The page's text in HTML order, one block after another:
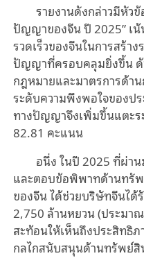
รายงานดังกล่าวมีหัว
ปัญญาของจีน ปี 2025” เน้
รวดเร็วของจีนในการสร้
ปัญญาที่ครอบคลุมยิ่งขึ้น ด้
กฎหมายและมาตรการด้า
ระดับความพึงพอใจของป
ทางปัญญาจึงเพิ่มขึ้นแตะ
82.81 คะแนน
อนึ่ง ในปี 2025 ที่ผ่า
และตอบข้อพิพาทด้านทรั
ของจีน ได้ช่วยบริษัทจีนได้
2,750 ล้านหยวน (ประมา
สะท้อนให้เห็นถึงประสิทธิ
กลไกสนับสนุนด้านทรัพย์